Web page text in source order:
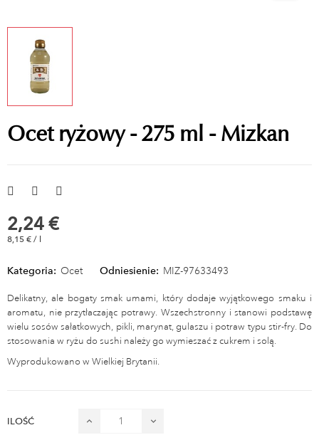
Ocet ryżowy - 275 ml - Mizkan
2,24 €
8,15 € / l
Kategoria: Ocet Odniesienie: MIZ-97633493
Delikatny, ale bogaty smak umami, który dodaje wyjątkowego smaku i
aromatu, nie przytłaczając potrawy. Wszechstronny i stanowi podstawę
wielu sosów sałatkowych, pikli, marynat, gulaszu i potraw typu stir-fry. Do
stosowania w ryżu do sushi należy go wymieszać z cukrem i solą.
Wyprodukowano w Wielkiej Brytanii.
ILOŚĆ